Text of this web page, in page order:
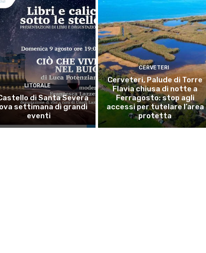
LITORALE
di Santa Severa
settimana di grandi
eventi
CERVETERI
Cerveteri, Palude di Torre
Flavia chiusa di notte a
Ferragosto: stop agli
accessi per tutelare l’area
protetta